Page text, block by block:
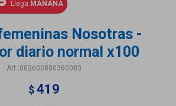
Llega MAÑANA
Nosotras -
diario normal x100
002600800360083
$ 419